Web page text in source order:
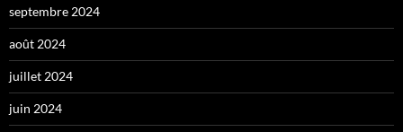
septembre 2024
août 2024
juillet 2024
juin 2024